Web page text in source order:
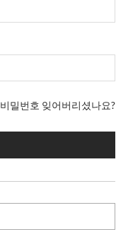
비밀번호 잊어버리셨나요?